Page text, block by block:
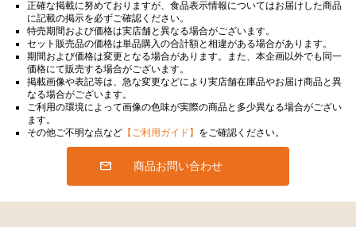
正確な掲載に努めておりますが、食品表示情報についてはお届けした商品
に記載の掲示を必ずご確認ください。
特売期間および価格は実店舗と異なる場合がございます。
セット販売品の価格は単品購入の合計額と相違がある場合があります。
期間および価格は変更となる場合があります。また、本企画以外でも同一
価格にて販売する場合がございます。
掲載画像や表記等は、急な変更などにより実店舗在庫品やお届け商品と異
なる場合がございます。
ご利用の環境によって画像の色味が実際の商品と多少異なる場合がござい
ます。
その他ご不明な点など 【ご利用ガイド】 をご確認ください。
商品お問い合わせ